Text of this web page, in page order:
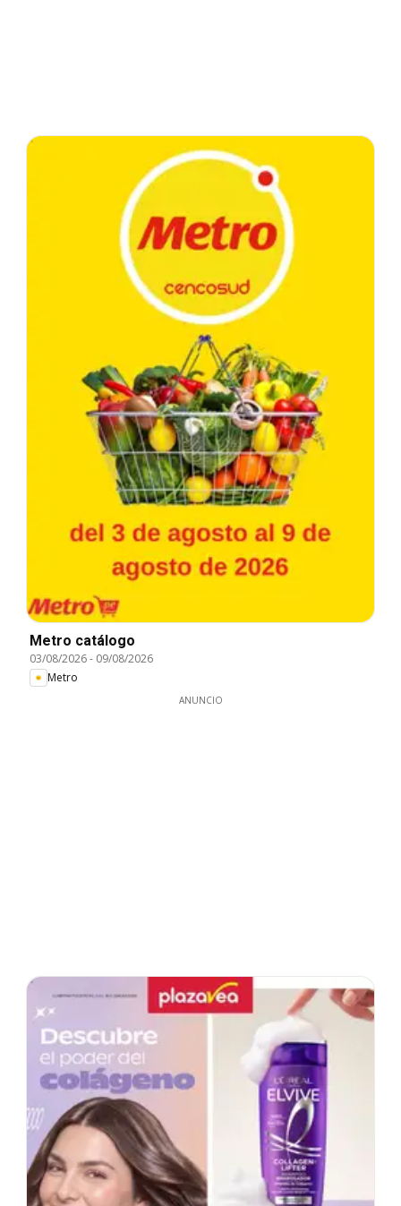
Metro catálogo
03/08/2026- 09/08/2026
Metro
ANUNCIO